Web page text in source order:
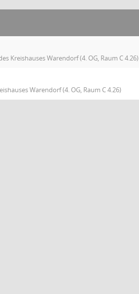
Kreishauses Warendorf (4. OG, Raum C 4.26)
Warendorf (4. OG, Raum C 4.26)